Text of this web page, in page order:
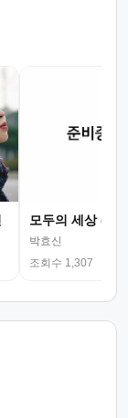
모두의 세상 (뮤
박효신
조회수 1,307